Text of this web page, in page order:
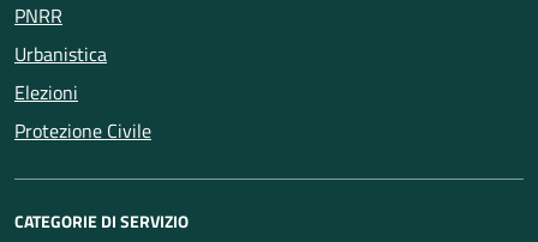
PNRR
Urbanistica
Elezioni
Protezione Civile
CATEGORIE DI SERVIZIO